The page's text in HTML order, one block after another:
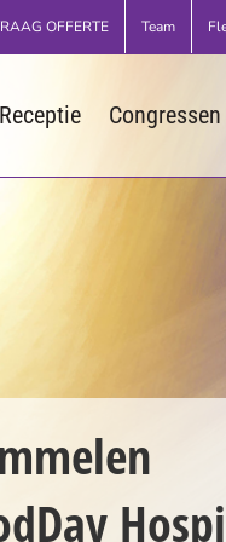
OFFERTE Team
Receptie Congressen